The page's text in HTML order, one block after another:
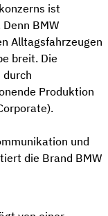
ist
BMW
Alltagsfahrzeugen
breit. Die
durch
Produktion
und
die Brand BMW